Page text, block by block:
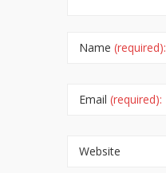
Name (required):
Email (required):
Website